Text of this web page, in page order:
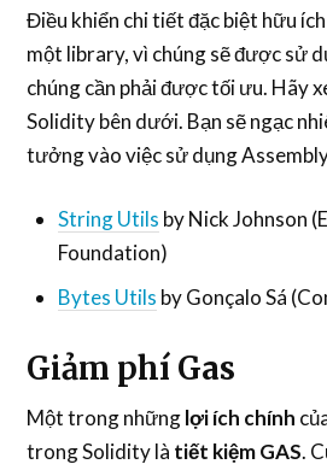
Điều khiển chi tiết đặc biệt hữu
một library, vì chúng sẽ được sử
chúng cần phải được tối ưu. Hãy
Solidity bên dưới. Bạn sẽ ngạc
tưởng vào việc sử dụng
String Utils by Nick Johnson
Foundation)
Bytes Utils by Gonçalo Sá
Giảm phí Gas
Một trong nhữnglợi ích chính
trong Solidity là tiết kiệmGAS.